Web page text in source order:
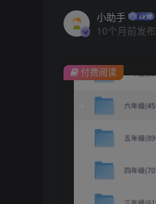
小助手
10个月前发布
付费阅读